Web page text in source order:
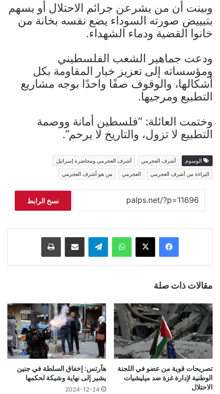
وبينت أن من يشرعن جرائم الاحتلال أو يسهم
بتبييض صورته السوداء يضع نفسه بخانة من
خانوا القضية ودماء الشهداء.
ودعت جماهير الشعب الفلسطيني
ومؤسساته إلى تعزيز خيار المقاومة بكل
أشكالها، والوقوف صفًا واحدًا بوجه مشاريع
التطبيع ومرجيها.
وختمت العائلة: “فلسطين أمانة ووصمة
التطبيع لا تزول، والتاريخ لا يرحم”.
الوسوم أشرف العجرمي
أشرف العجرمي ومحاضرة إسرائيل
البراءة من أشرف العجرمي
العجرمي من هو أشرف العجرمي
نسخ الرابط
فيسبوك ‫X واتساب تيلقرام مشاركة عبر البريد طباعة
مقالات ذات صلة
تصريحات قوية من عضو في اللجنة
الوطنية لإدارة غزة ضد ميليشيات
الاحتلال
هآرتس: إخفاق السلطة في جنين
يشير إلى نهاية وشيكة لحكمها
2024-12-24